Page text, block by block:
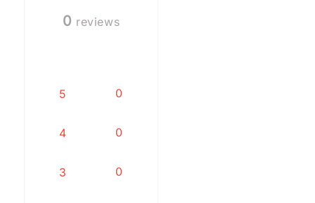
0 reviews
5 0
4 0
3 0